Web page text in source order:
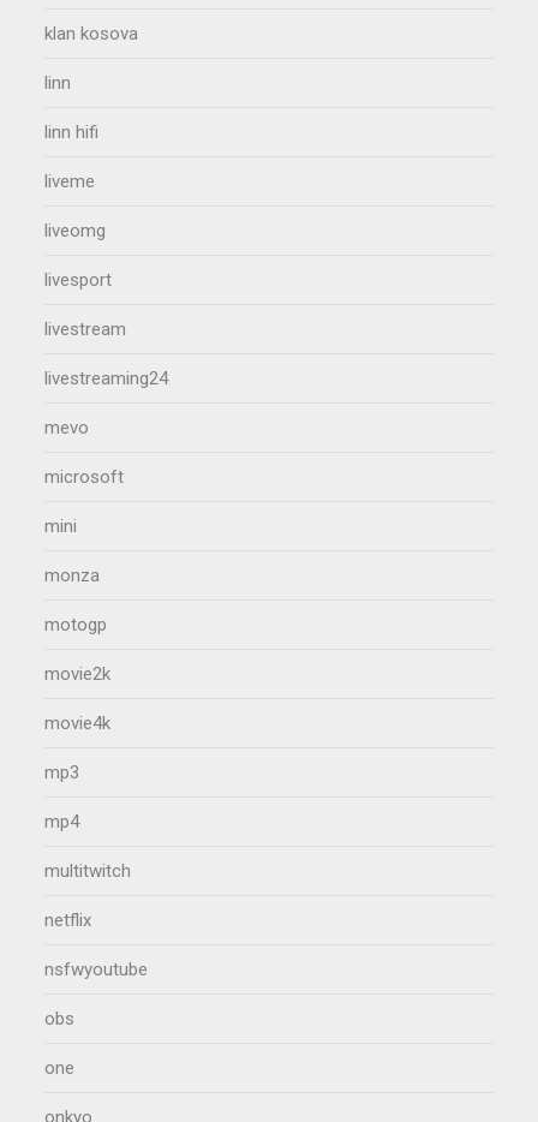
klan kosova
linn
linn hifi
liveme
liveomg
livesport
livestream
livestreaming24
mevo
microsoft
mini
monza
motogp
movie2k
movie4k
mp3
mp4
multitwitch
netflix
nsfwyoutube
obs
one
onkyo